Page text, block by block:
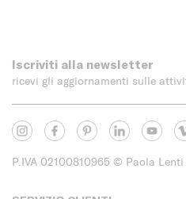
Iscriviti alla newsletter
ricevi gli aggiornamenti sulle
P.IVA 02100810965 © Paola Lenti